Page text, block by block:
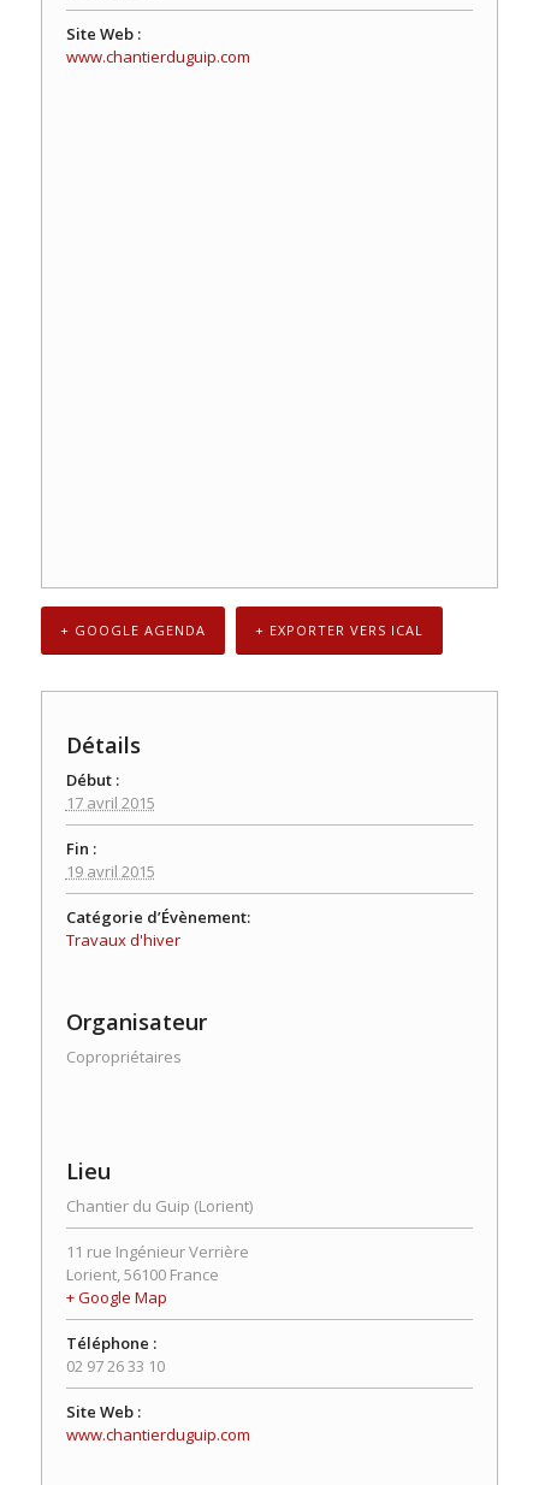
Site Web :
www.chantierduguip.com
+ GOOGLE AGENDA + EXPORTER VERS ICAL
Détails
Début :
17 avril 2015
Fin :
19 avril 2015
Catégorie d’Évènement:
Travaux d'hiver
Organisateur
Copropriétaires
Lieu
Chantier du Guip (Lorient)
11 rue Ingénieur Verrière
Lorient,56100 France
+ Google Map
Téléphone :
02 97 26 33 10
Site Web :
www.chantierduguip.com